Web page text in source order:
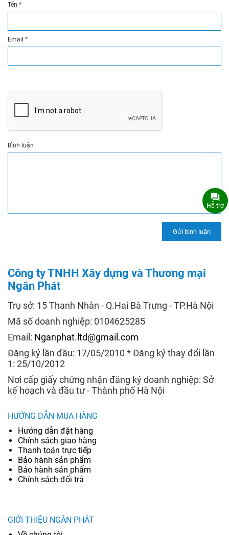
Tên *
Email *
Bình luận
Công ty TNHH Xây dựng và Thương mại
Ngân Phát
Trụ sở: 15 Thanh Nhàn - Q.Hai Bà Trưng - TP.Hà Nội
Mã số doanh nghiệp: 0104625285
Email: Nganphat.ltd@gmail.com
Đăng ký lần đầu: 17/05/2010 * Đăng ký thay đổi lần
1: 25/10/2012
Nơi cấp giấy chứng nhận đăng ký doanh nghiệp: Sở
kế hoạch và đầu tư - Thành phố Hà Nội
HƯỚNG DẪN MUA HÀNG
Hướng dẫn đặt hàng
Chính sách giao hàng
Thanh toán trực tiếp
Bảo hành sản phẩm
Bảo hành sản phẩm
Chính sách đổi trả
GIỚI THIỆU NGÂN PHÁT
Hỗ trợ